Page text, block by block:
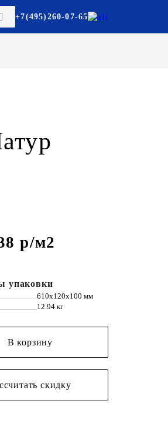
+7(495)260-07-65
р/м2
упаковки
610х120х100 мм
12.94 кг
В корзину
скидку